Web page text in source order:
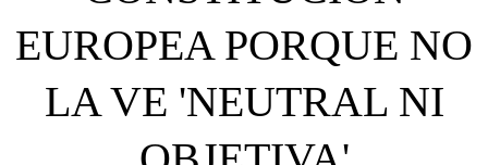
EUROPEA PORQUE NO
LA VE 'NEUTRAL NI